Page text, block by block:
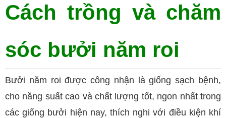
Cách trồng và chăm
sóc bưởi năm roi
Bưởi năm roi được công nhận là giống sạch bệnh,
cho năng suất cao và chất lượng tốt, ngon nhất trong
các giống bưởi hiện nay, thích nghi với điều kiện khí